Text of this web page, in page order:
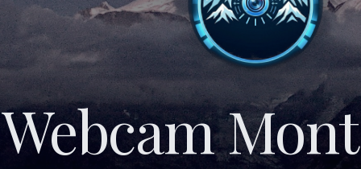
Webcam Mont